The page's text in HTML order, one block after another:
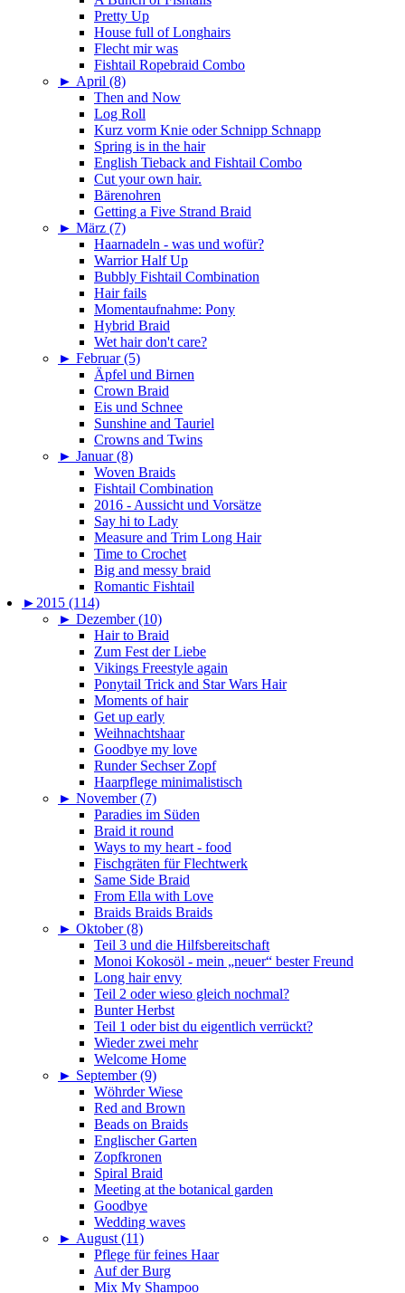
Pretty Up
House full of Longhairs
Flecht mir was
Fishtail Ropebraid Combo
► April (8)
Then and Now
Log Roll
Kurz vorm Knie oder Schnipp Schnapp
Spring is in the hair
English Tieback and Fishtail Combo
Cut your own hair.
Bärenohren
Getting a Five Strand Braid
► März (7)
Haarnadeln - was und wofür?
Warrior Half Up
Bubbly Fishtail Combination
Hair fails
Momentaufnahme: Pony
Hybrid Braid
Wet hair don't care?
► Februar (5)
Äpfel und Birnen
Crown Braid
Eis und Schnee
Sunshine and Tauriel
Crowns and Twins
► Januar (8)
Woven Braids
Fishtail Combination
2016 - Aussicht und Vorsätze
Say hi to Lady
Measure and Trim Long Hair
Time to Crochet
Big and messy braid
Romantic Fishtail
► 2015 (114)
► Dezember (10)
Hair to Braid
Zum Fest der Liebe
Vikings Freestyle again
Ponytail Trick and Star Wars Hair
Moments of hair
Get up early
Weihnachtshaar
Goodbye my love
Runder Sechser Zopf
Haarpflege minimalistisch
► November (7)
Paradies im Süden
Braid it round
Ways to my heart - food
Fischgräten für Flechtwerk
Same Side Braid
From Ella with Love
Braids Braids Braids
► Oktober (8)
Teil 3 und die Hilfsbereitschaft
Monoi Kokosöl - mein „neuer“ bester Freund
Long hair envy
Teil 2 oder wieso gleich nochmal?
Bunter Herbst
Teil 1 oder bist du eigentlich verrückt?
Wieder zwei mehr
Welcome Home
► September (9)
Wöhrder Wiese
Red and Brown
Beads on Braids
Englischer Garten
Zopfkronen
Spiral Braid
Meeting at the botanical garden
Goodbye
Wedding waves
► August (11)
Pflege für feines Haar
Auf der Burg
Mix My Shampoo